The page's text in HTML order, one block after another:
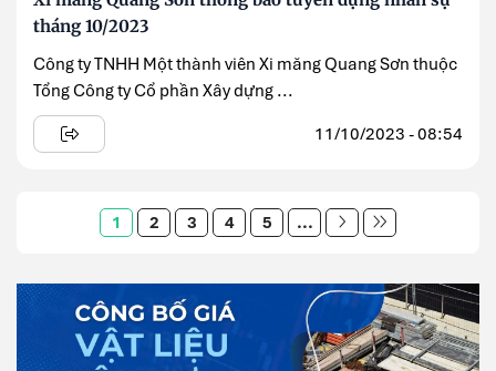
tháng 10/2023
Công ty TNHH Một thành viên Xi măng Quang Sơn thuộc
Tổng Công ty Cổ phần Xây dựng ...
11/10/2023 - 08:54
1 2 3 4 5 ...